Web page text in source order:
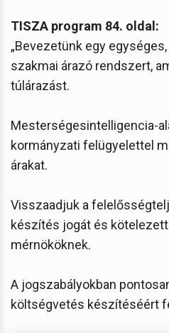
TISZA program 84. oldal:
„Bevezetünk egy
szakmai árazó rendszert,
túlárazást.
Mesterségesintelligencia-
kormányzati felügyelettel
árakat.
Visszaadjuk a
készítés jogát és
mérnököknek.
A jogszabályokban
költségvetés készítéséért